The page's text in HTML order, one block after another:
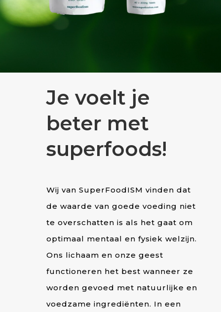
Je voelt je
beter met
superfoods!
Wij van SuperFoodISM vinden dat
de waarde van goede voeding niet
te overschatten is als het gaat om
optimaal mentaal en fysiek welzijn.
Ons lichaam en onze geest
functioneren het best wanneer ze
worden gevoed met natuurlijke en
voedzame ingrediënten. In een